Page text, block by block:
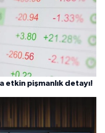
pişmanlık detayı!